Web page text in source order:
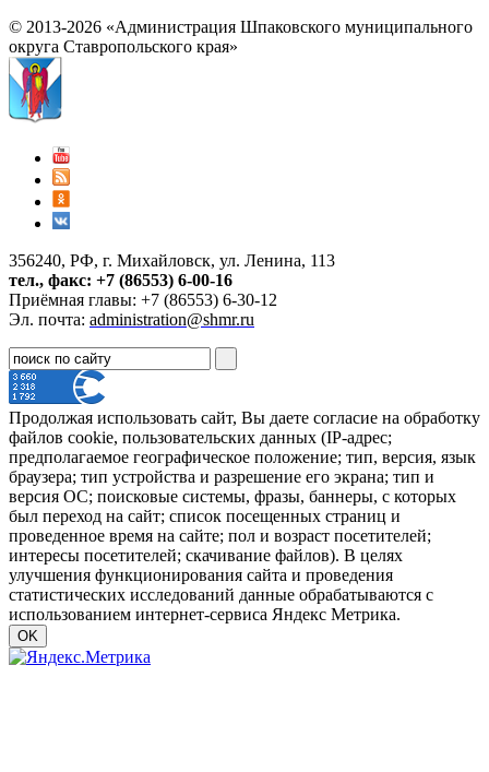
© 2013-2026 «Администрация Шпаковского муниципального
округа Ставропольского края»
356240, РФ, г. Михайловск, ул. Ленина, 113
тел., факс: +7 (86553) 6-00-16
Приёмная главы: +7 (86553) 6-30-12
Эл. почта: administration@shmr.ru
Продолжая использовать сайт, Вы даете согласие на обработку
файлов cookie, пользовательских данных (IP-адрес;
предполагаемое географическое положение; тип, версия, язык
браузера; тип устройства и разрешение его экрана; тип и
версия ОС; поисковые системы, фразы, баннеры, с которых
был переход на сайт; список посещенных страниц и
проведенное время на сайте; пол и возраст посетителей;
интересы посетителей; скачивание файлов). В целях
улучшения функционирования сайта и проведения
статистических исследований данные обрабатываются с
использованием интернет-сервиса Яндекс Метрика.
OK